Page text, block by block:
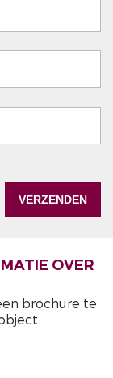
OVER
brochure te